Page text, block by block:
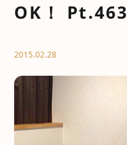
OK！ Pt.463
2015.02.28